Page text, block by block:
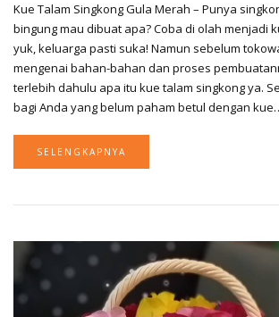
Kue Talam Singkong Gula Merah – Punya
bingung mau dibuat apa? Coba di olah menjadi
yuk, keluarga pasti suka! Namun sebelum
mengenai bahan-bahan dan proses
terlebih dahulu apa itu kue talam singkong ya.
bagi Anda yang belum paham betul dengan
SELENGKAPNYA